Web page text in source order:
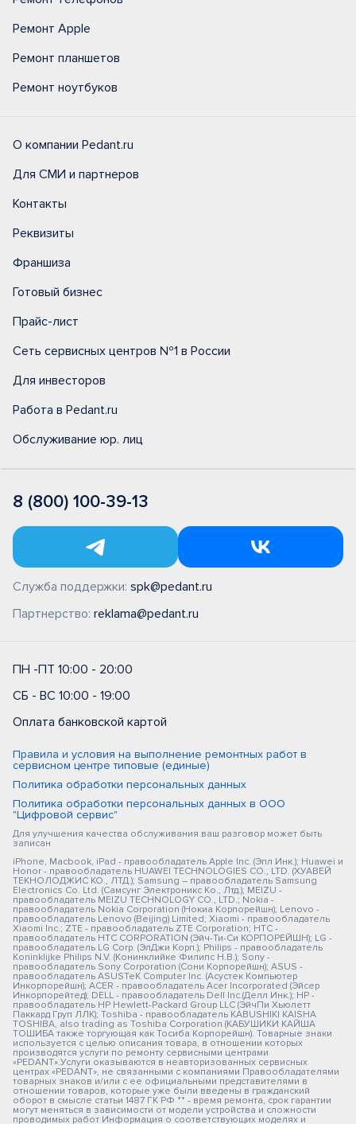
Ремонт Apple
Ремонт планшетов
Ремонт ноутбуков
О компании Pedant.ru
Для СМИ и партнеров
Контакты
Реквизиты
Франшиза
Готовый бизнес
Прайс-лист
Сеть сервисных центров №1 в России
Для инвесторов
Работа в Pedant.ru
Обслуживание юр. лиц
8 (800) 100-39-13
Служба поддержки: spk@pedant.ru
Партнерство: reklama@pedant.ru
ПН -ПТ 10:00 - 20:00
СБ - ВС 10:00 - 19:00
Оплата банковской картой
Правила и условия на выполнение ремонтных работ в
сервисном центре типовые (единые)
Политика обработки персональных данных
Политика обработки персональных данных в ООО
"Цифровой сервис"
Для улучшения качества обслуживания ваш разговор может быть
записан
iPhone, Macbook, iPad - правообладатель Apple Inc. (Эпл Инк.); Huawei и
Honor - правообладатель HUAWEI TECHNOLOGIES CO., LTD. (ХУАВЕЙ
ТЕКНОЛОДЖИС КО., ЛТД.); Samsung – правообладатель Samsung
Electronics Co. Ltd. (Самсунг Электроникс Ко., Лтд.); MEIZU -
правообладатель MEIZU TECHNOLOGY CO., LTD.; Nokia -
правообладатель Nokia Corporation (Нокиа Корпорейшн); Lenovo -
правообладатель Lenovo (Beijing) Limited; Xiaomi - правообладатель
Xiaomi Inc.; ZTE - правообладатель ZTE Corporation; HTC -
правообладатель HTC CORPORATION (Эйч-Ти-Си КОРПОРЕЙШН); LG -
правообладатель LG Corp. (ЭлДжи Корп.); Philips - правообладатель
Koninklijke Philips N.V. (Конинклийке Филипс Н.В.); Sony -
правообладатель Sony Corporation (Сони Корпорейшн); ASUS -
правообладатель ASUSTeK Computer Inc. (Асустек Компьютер
Инкорпорейшн); ACER - правообладатель Acer Incorporated (Эйсер
Инкорпорейтед); DELL - правообладатель Dell Inc.(Делл Инк.); HP -
правообладатель HP Hewlett-Packard Group LLC (ЭйчПи Хьюлетт
Паккард Груп ЛЛК); Toshiba - правообладатель KABUSHIKI KAISHA
TOSHIBA, also trading as Toshiba Corporation (КАБУШИКИ КАЙША
ТОШИБА также торгующая как Тосиба Корпорейшн). Товарные знаки
используется с целью описания товара, в отношении которых
производятся услуги по ремонту сервисными центрами
«PEDANT».Услуги оказываются в неавторизованных сервисных
центрах «PEDANT», не связанными с компаниями Правообладателями
товарных знаков и/или с ее официальными представителями в
отношении товаров, которые уже были введены в гражданский
оборот в смысле статьи 1487 ГК РФ ** - время ремонта, срок гарантии
могут меняться в зависимости от модели устройства и сложности
проводимых работ Информация о соответствующих моделях и